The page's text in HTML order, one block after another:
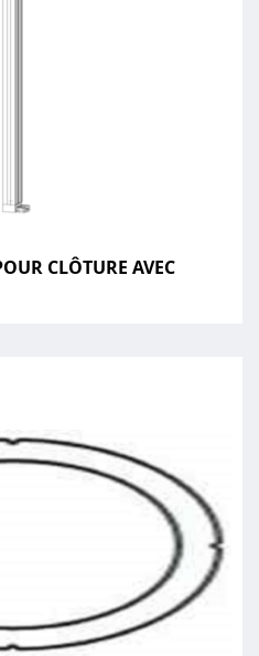
CLÔTURE AVEC